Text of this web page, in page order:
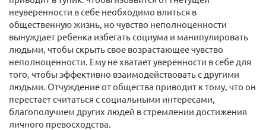
неуверенности в себе необходимо влиться в
общественную жизнь, но чувство неполноценности
вынуждает ребенка избегать социума и манипулировать
людьми, чтобы скрыть свое возрастающее чувство
неполноценности. Ему не хватает уверенности в себе для
того, чтобы эффективно взаимодействовать с другими
людьми. Отчуждение от общества приводит к тому, что он
перестает считаться с социальными интересами,
благополучием других людей в стремлении достижения
личного превосходства.